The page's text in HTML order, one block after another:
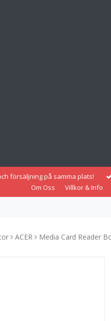
försäljning på samma plats!
Om Oss
Villkor & Info
ACER Media Card Reader